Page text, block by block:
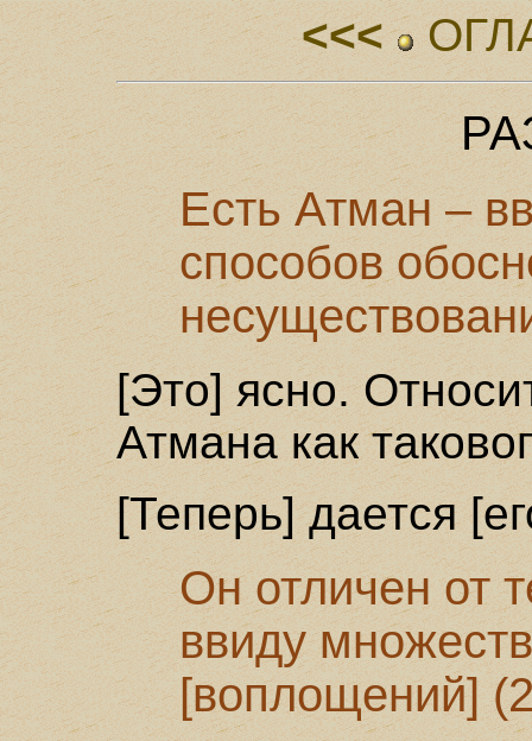
<<<
Есть Атман –
способов
[Это] ясно.
Атмана как
[Теперь] дается
Он отличен от
ввиду
[воплощений]